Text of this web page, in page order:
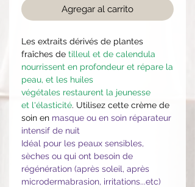
Agregar al carrito
Les extraits dérivés de plantes
fraîches de tilleul et de calendula
nourrissent en profondeur et répare la
peau, et les huiles
végétales restaurent la jeunesse
et l'élasticité. Utilisez cette crème de
soin en masque ou en soin réparateur
intensif de nuit
Idéal pour les peaux sensibles,
sèches ou qui ont besoin de
régénération (après soleil, après
microdermabrasion, irritations...etc)